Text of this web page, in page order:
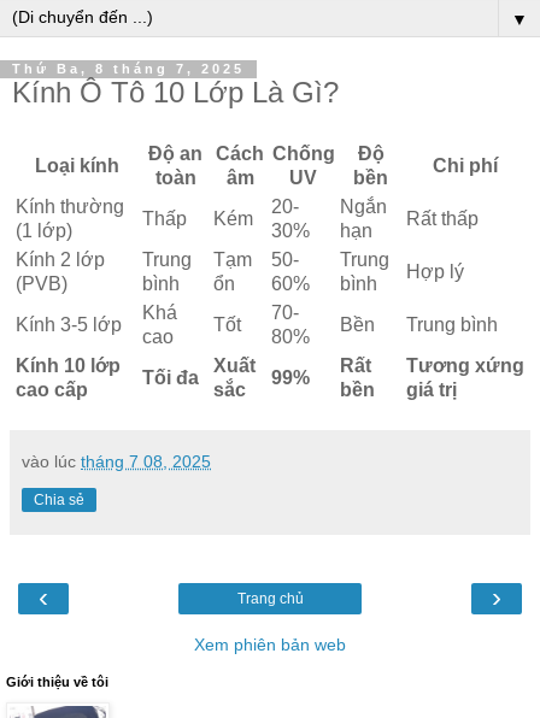
▼
Thứ Ba, 8 tháng 7, 2025
Kính Ô Tô 10 Lớp Là Gì?
Loại kính
Độ an
toàn
Cách
âm
Chống
UV
Độ
bền
Chi phí
Kính thường
(1 lớp)
Thấp Kém
20-
30%
Ngắn
hạn
Rất thấp
Kính 2 lớp
(PVB)
Trung
bình
Tạm
ổn
50-
60%
Trung
bình
Hợp lý
Kính 3-5 lớp
Khá
cao
Tốt
70-
80%
Bền
Trung bình
Kính 10 lớp
cao cấp
Tối đa
Xuất
sắc
99%
Rất
bền
Tương xứng
giá trị
vào lúc tháng 7 08, 2025
Chia sẻ
‹ ›
Trang chủ
Xem phiên bản web
Giới thiệu về tôi